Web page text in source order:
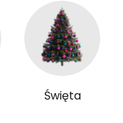
Święta